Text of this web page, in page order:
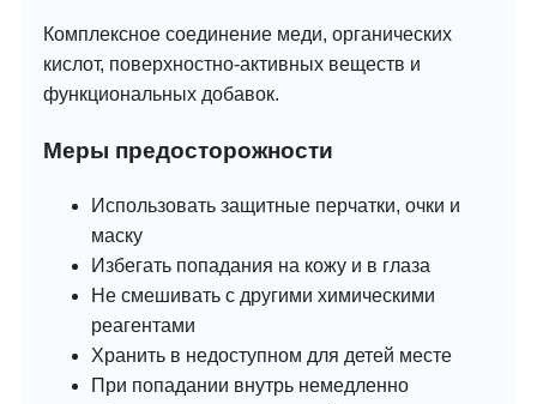
Комплексное соединение меди, органических
кислот, поверхностно-активных веществ и
функциональных добавок.
Меры предосторожности
Использовать защитные перчатки, очки и
маску
Избегать попадания на кожу и в глаза
Не смешивать с другими химическими
реагентами
Хранить в недоступном для детей месте
При попадании внутрь немедленно